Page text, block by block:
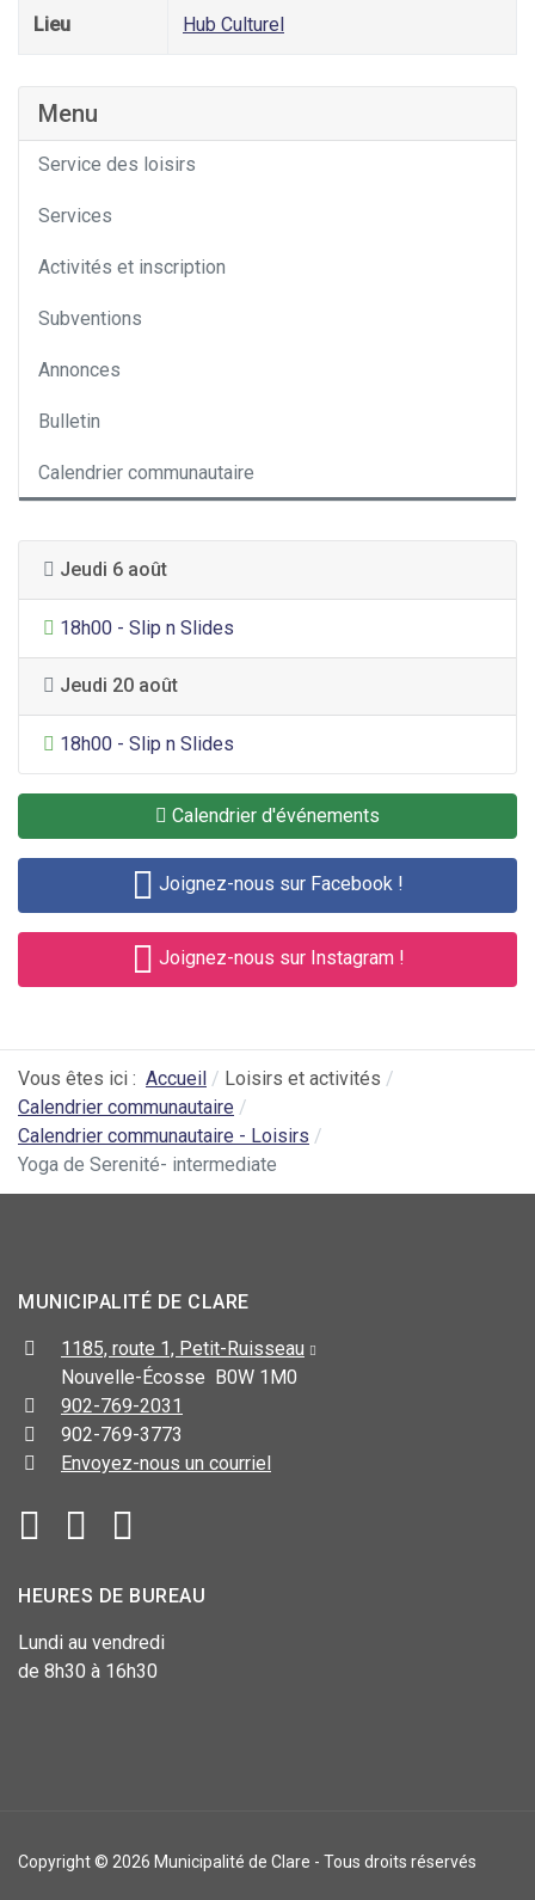
Lieu Hub Culturel
Menu
Service des loisirs
Services
Activités et inscription
Subventions
Annonces
Bulletin
Calendrier communautaire
Jeudi 6 août
Divertissement général
18h00 - Slip n Slides
Jeudi 20 août
Divertissement général
18h00 - Slip n Slides
Calendrier d'événements
Joignez-nous sur Facebook !
Joignez-nous sur Instagram !
Vous êtes ici : Accueil
Loisirs et activités
Calendrier communautaire
Calendrier communautaire - Loisirs
Yoga de Serenité- intermediate
MUNICIPALITÉ DE CLARE
1185, route 1, Petit-Ruisseau
Nouvelle-Écosse B0W 1M0
902-769-2031
902-769-3773
Envoyez-nous un courriel
HEURES DE BUREAU
Lundi au vendredi
de 8h30 à 16h30
Copyright © 2026 Municipalité de Clare - Tous droits réservés